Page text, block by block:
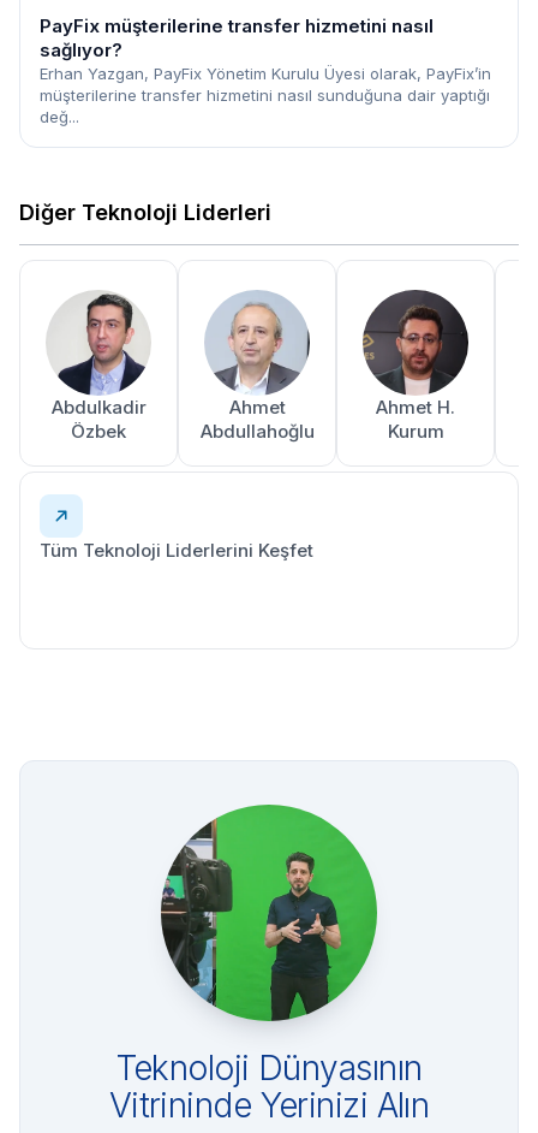
PayFix müşterilerine transfer hizmetini nasıl
sağlıyor?
Erhan Yazgan, PayFix Yönetim Kurulu Üyesi olarak, PayFix’in
müşterilerine transfer hizmetini nasıl sunduğuna dair yaptığı
değ...
Diğer Teknoloji Liderleri
Abdulkadir
Özbek
Ahmet
Abdullahoğlu
Ahmet H.
Kurum
Tüm Teknoloji Liderlerini Keşfet
Teknoloji Dünyasının
Vitrininde Yerinizi Alın